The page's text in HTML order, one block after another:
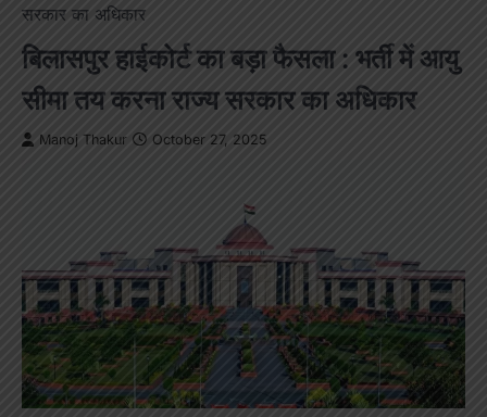
सरकार का अधिकार
बिलासपुर हाईकोर्ट का बड़ा फैसला : भर्ती में आयु
सीमा तय करना राज्य सरकार का अधिकार
Manoj Thakur October 27, 2025